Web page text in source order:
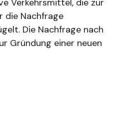
Verkehrsmittel, die zur
die Nachfrage
Die Nachfrage nach
Gründung einer neuen